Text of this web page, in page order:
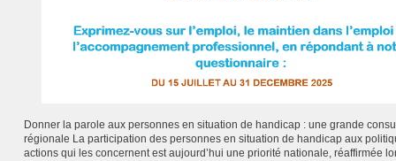
Donner la parole aux personnes en situation de handicap : une grande
régionale La participation des personnes en situation de handicap aux
actions qui les concernent est aujourd’hui une priorité nationale, réaffirmée